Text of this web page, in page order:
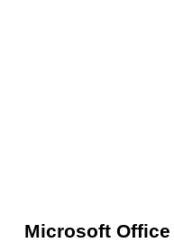
Microsoft Office